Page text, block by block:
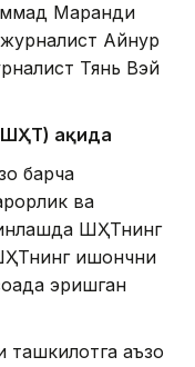
Маранди
журналист Айнур
Тянь Вэй
ҳақида
барча
ва
ШҲТнинг
ишончни
эришган
аъзо